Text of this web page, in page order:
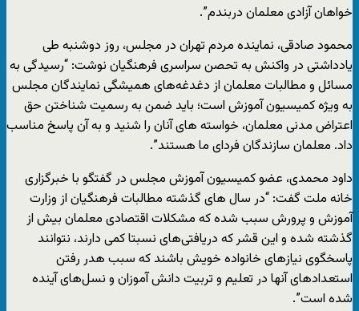
خواهان آزادی معلمان دربندم”.
محمود صادقی، نماینده مردم تهران در مجلس، روز دوشنبه طی
یادداشتی در واکنش به تحصن سراسری فرهنگیان نوشت: “رسیدگی به
مسائل و مطالبات معلمان از دغدغه‌های همیشگی نمایندگان مجلس
به ویژه کمیسیون آموزش است؛ باید ضمن به رسمیت شناختن حق
اعتراض مدنی معلمان، خواسته های آنان را شنید و به آن پاسخ مناسب
داد. معلمان سازندگان فردای ما هستند”.
داود محمدی، عضو کمیسیون آموزش مجلس در گفتگو با خبرگزاری
خانه ملت گفت: “در سال های گذشته مطالبات فرهنگیان از وزارت
آموزش و پرورش سبب شده که مشکلات اقتصادی معلمان بیش از
گذشته شده و این قشر که دریافتی‌های نسبتا کمی دارند، نتوانند
پاسخگوی نیازهای خانواده خویش باشند که سبب هدر رفتن
استعدادهای آنها در تعلیم و تربیت دانش آموزان و نسل‌های آینده
شده است”.